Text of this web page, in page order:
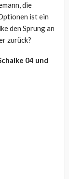
die
ist ein
den Sprung an
zurück?
04 und